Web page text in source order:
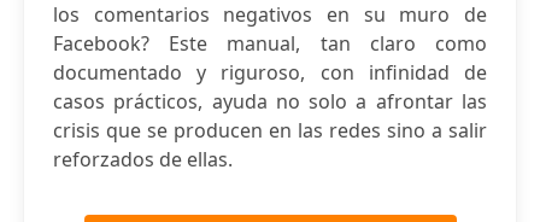
los comentarios negativos en su muro de
Facebook? Este manual, tan claro como
documentado y riguroso, con infinidad de
casos prácticos, ayuda no solo a afrontar las
crisis que se producen en las redes sino a salir
reforzados de ellas.